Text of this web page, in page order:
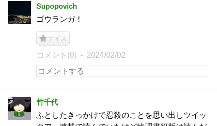
Supopovich
ゴウランガ！
ナイス
コメント(0) 2024/02/02
竹千代
ふとしたきっかけで忍殺のことを思い出しツイッ